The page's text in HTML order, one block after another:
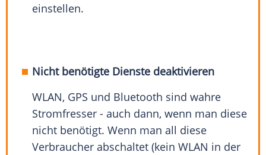
einstellen.
Nicht benötigte Dienste deaktivieren
WLAN, GPS und Bluetooth sind wahre
Stromfresser - auch dann, wenn man diese
nicht benötigt. Wenn man all diese
Verbraucher abschaltet (kein WLAN in der